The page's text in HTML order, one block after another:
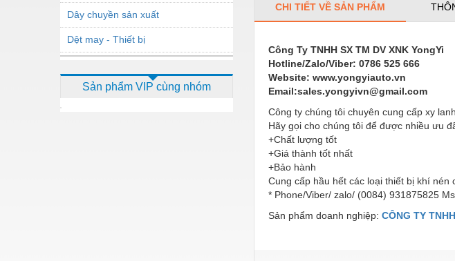
Dây chuyền sản xuất
Dệt may - Thiết bị
Dịch vụ - Thi công
Sản phẩm VIP cùng nhóm
CHI TIẾT VỀ SẢN PHẨM
Công Ty TNHH SX TM DV XNK YongYi
Hotline/Zalo/Viber: 0786 525 666
Website: www.yongyiauto.vn
Email:sales.yongyivn@gmail.com
Công ty chúng tôi chuyên cung cấp xy
Hãy gọi cho chúng tôi để được nhiều ưu
+Chất lượng tốt
+Giá thành tốt nhất
+Bảo hành
Cung cấp hầu hết các loại thiết bị khí nén
* Phone/Viber/ zalo/ (0084) 931875825
Sản phẩm doanh nghiệp: CÔNG TY